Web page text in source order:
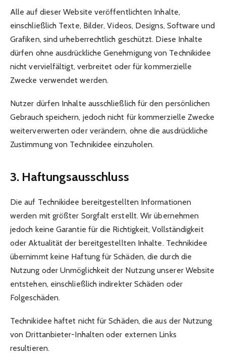
Alle auf dieser Website veröffentlichten Inhalte,
einschließlich Texte, Bilder, Videos, Designs, Software und
Grafiken, sind urheberrechtlich geschützt. Diese Inhalte
dürfen ohne ausdrückliche Genehmigung von Technikidee
nicht vervielfältigt, verbreitet oder für kommerzielle
Zwecke verwendet werden.
Nutzer dürfen Inhalte ausschließlich für den persönlichen
Gebrauch speichern, jedoch nicht für kommerzielle Zwecke
weiterverwerten oder verändern, ohne die ausdrückliche
Zustimmung von Technikidee einzuholen.
3. Haftungsausschluss
Die auf Technikidee bereitgestellten Informationen
werden mit größter Sorgfalt erstellt. Wir übernehmen
jedoch keine Garantie für die Richtigkeit, Vollständigkeit
oder Aktualität der bereitgestellten Inhalte. Technikidee
übernimmt keine Haftung für Schäden, die durch die
Nutzung oder Unmöglichkeit der Nutzung unserer Website
entstehen, einschließlich indirekter Schäden oder
Folgeschäden.
Technikidee haftet nicht für Schäden, die aus der Nutzung
von Drittanbieter-Inhalten oder externen Links
resultieren.